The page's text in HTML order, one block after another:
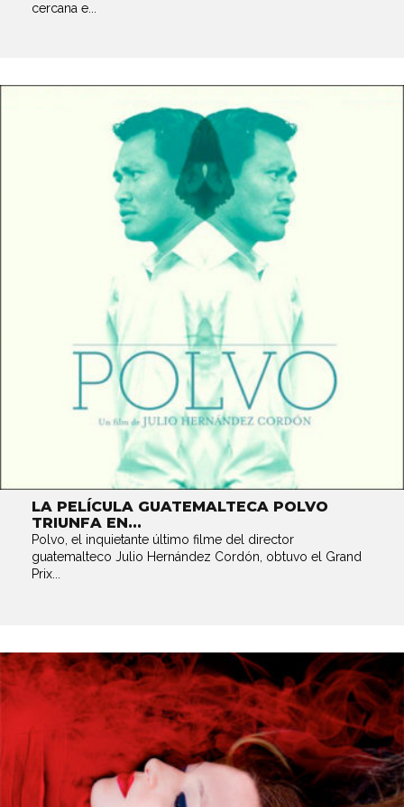
cercana e...
LA PELÍCULA GUATEMALTECA POLVO
TRIUNFA EN...
Polvo, el inquietante último filme del director
guatemalteco Julio Hernández Cordón, obtuvo el Grand
Prix...